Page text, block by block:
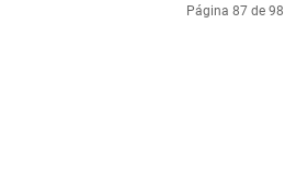
Página 87 de 98